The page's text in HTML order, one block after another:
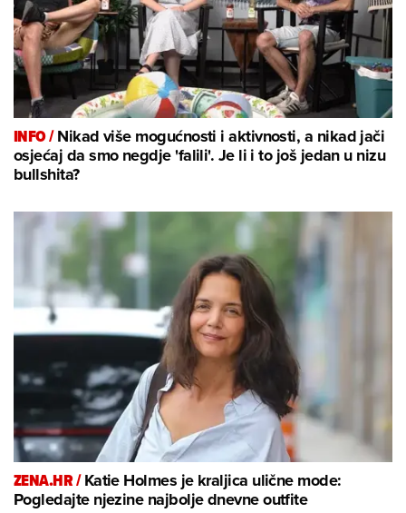
INFO /Nikad više mogućnosti i aktivnosti, a nikad jači
osjećaj da smo negdje 'falili'. Je li i to još jedan u nizu
bullshita?
ZENA.HR /Katie Holmes je kraljica ulične mode:
Pogledajte njezine najbolje dnevne outfite